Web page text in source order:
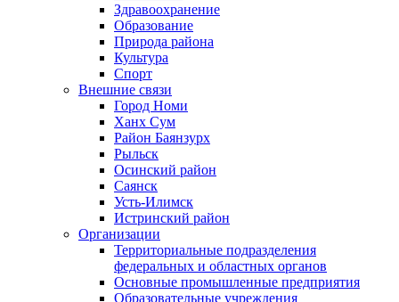
Здравоохранение
Образование
Природа района
Культура
Спорт
Внешние связи
Город Номи
Ханх Сум
Район Баянзурх
Рыльск
Осинский район
Саянск
Усть-Илимск
Истринский район
Организации
Территориальные подразделения
федеральных и областных органов
Основные промышленные предприятия
Образовательные учреждения